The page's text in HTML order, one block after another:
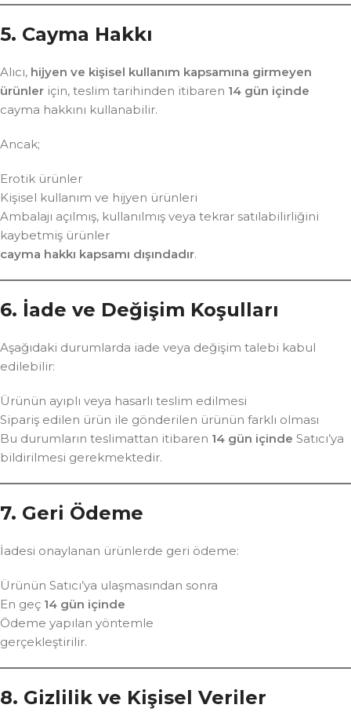
5. Cayma Hakkı
Alıcı, hijyen ve kişisel kullanım kapsamına girmeyen
ürünler için, teslim tarihinden itibaren 14 gün içinde
cayma hakkını kullanabilir.
Ancak;
Erotik ürünler
Kişisel kullanım ve hijyen ürünleri
Ambalajı açılmış, kullanılmış veya tekrar satılabilirliğini
kaybetmiş ürünler
cayma hakkı kapsamı dışındadır.
6. İade ve Değişim Koşulları
Aşağıdaki durumlarda iade veya değişim talebi kabul
edilebilir:
Ürünün ayıplı veya hasarlı teslim edilmesi
Sipariş edilen ürün ile gönderilen ürünün farklı olması
Bu durumların teslimattan itibaren 14 gün içinde Satıcı’ya
bildirilmesi gerekmektedir.
7. Geri Ödeme
İadesi onaylanan ürünlerde geri ödeme:
Ürünün Satıcı’ya ulaşmasından sonra
En geç 14 gün içinde
Ödeme yapılan yöntemle
gerçekleştirilir.
8. Gizlilik ve Kişisel Veriler